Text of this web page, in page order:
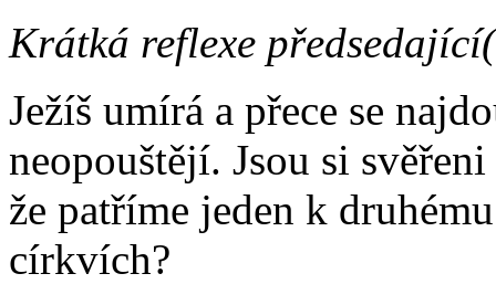
Krátká reflexe
Ježíš umírá a přece se
neopouštějí. Jsou si
že patříme jeden k
církvích?